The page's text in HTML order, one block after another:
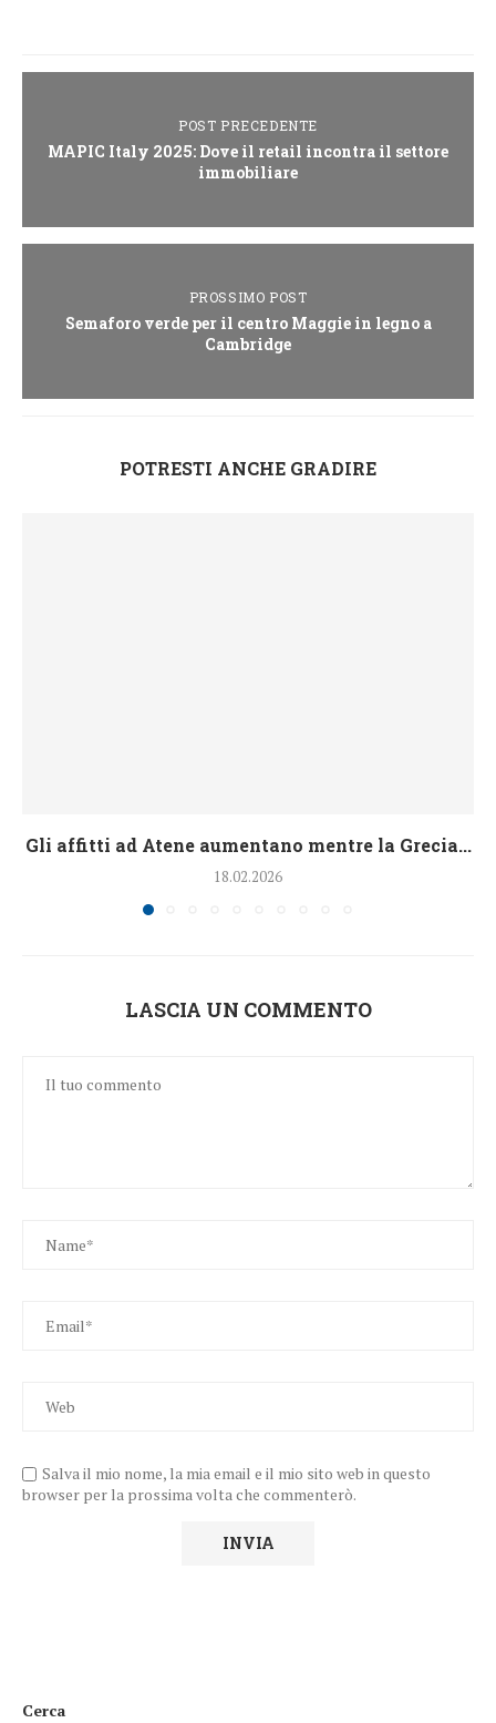
POST PRECEDENTE
MAPIC Italy 2025: Dove il retail incontra il settore
immobiliare
PROSSIMO POST
Semaforo verde per il centro Maggie in legno a
Cambridge
POTRESTI ANCHE GRADIRE
Gli affitti ad Atene aumentano mentre la Grecia...
18.02.2026
LASCIA UN COMMENTO
Salva il mio nome, la mia email e il mio sito web in questo
browser per la prossima volta che commenterò.
Cerca